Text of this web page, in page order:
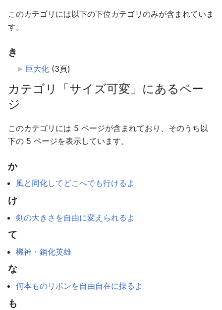
このカテゴリには以下の下位カテゴリのみが含まれていま
す。
き
巨大化 (3頁)
カテゴリ「サイズ可変」にあるペー
ジ
このカテゴリには 5 ページが含まれており、そのうち以
下の 5 ページを表示しています。
か
風と同化してどこへでも行けるよ
け
剣の大きさを自由に変えられるよ
て
機神・鋼化英雄
な
何本ものリボンを自由自在に操るよ
も